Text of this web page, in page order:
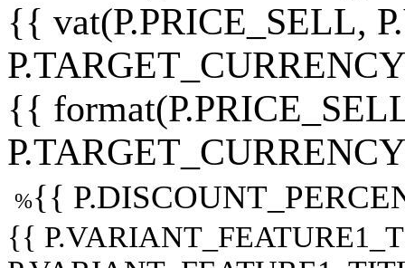
{{ vat(P.PRICE_SELL,
{{
%{{
{{